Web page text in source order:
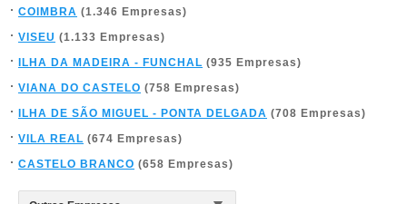
COIMBRA (1.346 Empresas)
VISEU (1.133 Empresas)
ILHA DA MADEIRA - FUNCHAL (935 Empresas)
VIANA DO CASTELO (758 Empresas)
ILHA DE SÃO MIGUEL - PONTA DELGADA (708 Empresas)
VILA REAL (674 Empresas)
CASTELO BRANCO (658 Empresas)